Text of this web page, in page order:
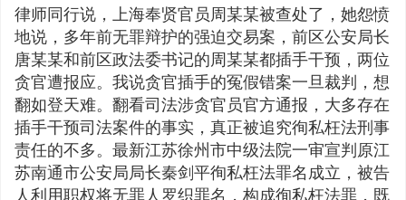
律师同行说，上海奉贤官员周某某被查处了，她怨愤
地说，多年前无罪辩护的强迫交易案，前区公安局长
唐某某和前区政法委书记的周某某都插手干预，两位
贪官遭报应。我说贪官插手的冤假错案一旦裁判，想
翻如登天难。翻看司法涉贪官员官方通报，大多存在
插手干预司法案件的事实，真正被追究徇私枉法刑事
责任的不多。最新江苏徐州市中级法院一审宣判原江
苏南通市公安局局长秦剑平徇私枉法罪名成立，被告
人利用职权将无罪人罗织罪名，构成徇私枉法罪，既